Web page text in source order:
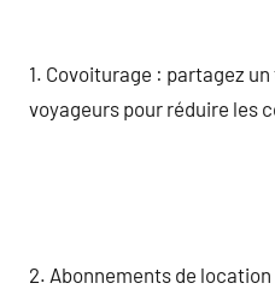
1. Covoiturage : partagez
voyageurs pour réduire les
2. Abonnements de